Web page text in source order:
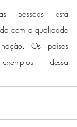
pessoas está
com a qualidade
Os países
dessa